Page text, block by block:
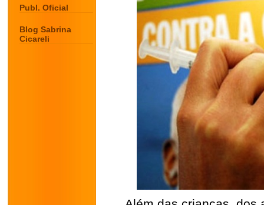
Publ. Oficial
Blog Sabrina
Cicareli